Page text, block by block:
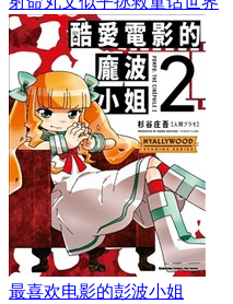
最喜欢电影的彭波小姐